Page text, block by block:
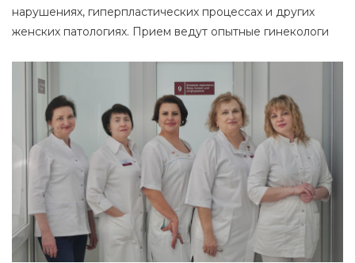
нарушениях, гиперпластических процессах и других
женских патологиях. Прием ведут опытные гинекологи